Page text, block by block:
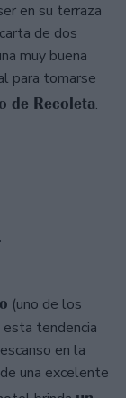
en su terraza
de dos
muy buena
para tomarse
de Recoleta.
(uno de los
tendencia
en la
una excelente